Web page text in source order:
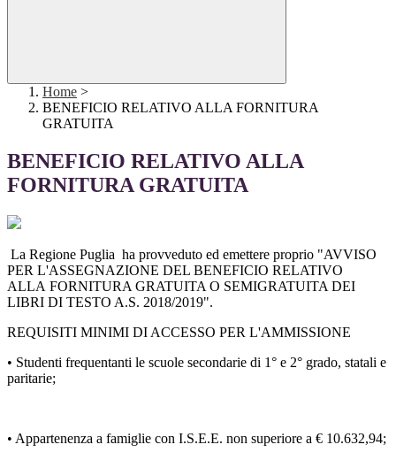
Home >
BENEFICIO RELATIVO ALLA FORNITURA
GRATUITA
BENEFICIO RELATIVO ALLA
FORNITURA GRATUITA
La Regione Puglia ha provveduto ed emettere proprio "AVVISO
PER L'ASSEGNAZIONE DEL BENEFICIO RELATIVO
ALLA FORNITURA GRATUITA O SEMIGRATUITA DEI
LIBRI DI TESTO A.S. 2018/2019".
REQUISITI MINIMI DI ACCESSO PER L'AMMISSIONE
• Studenti frequentanti le scuole secondarie di 1° e 2° grado, statali e
paritarie;
• Appartenenza a famiglie con I.S.E.E. non superiore a € 10.632,94;